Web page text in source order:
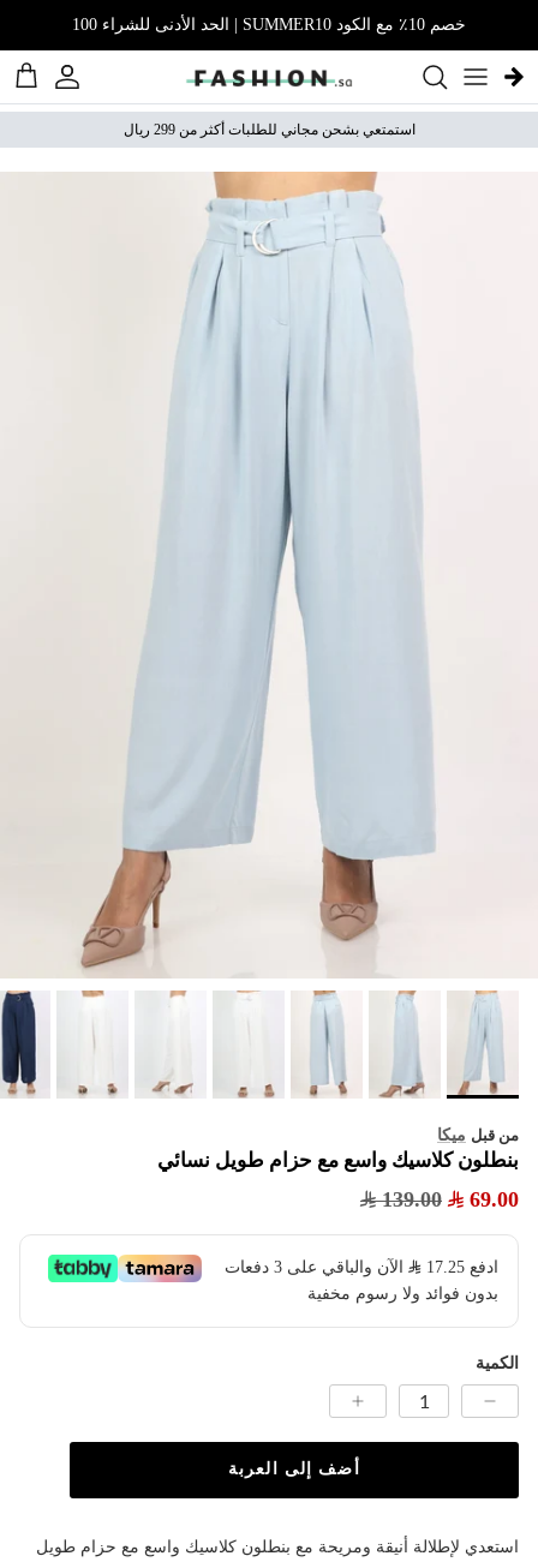
خصم 10٪ مع الكود SUMMER10 | الحد الأدنى للشراء 100
الحساب
استمتعي بشحن مجاني للطلبات أكثر من 299 ريال
من قبل ميكا
بنطلون كلاسيك واسع مع حزام طويل نسائي
69.00
139.00
ادفع 17.25
​ الآن والباقي على 3 دفعات
بدون فوائد ولا رسوم مخفية
الكمية
أضف إلى العربة
استعدي لإطلالة أنيقة ومريحة مع بنطلون كلاسيك واسع مع حزام طويل